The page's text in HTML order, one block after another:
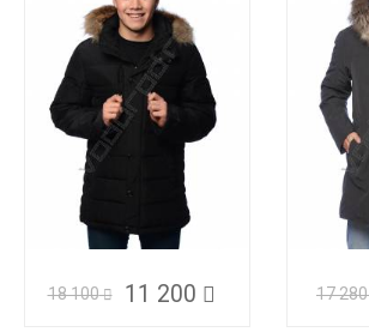
18 100 11 200 17 280